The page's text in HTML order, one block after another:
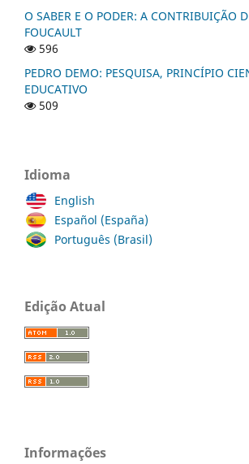
O SABER E O PODER: A CONTRIBUIÇÃO
FOUCAULT
596
PEDRO DEMO: PESQUISA, PRINCÍPIO
EDUCATIVO
509
Idioma
English
Español (España)
Português (Brasil)
Edição Atual
Informações